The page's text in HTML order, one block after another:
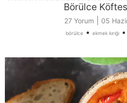
Börülce
27 Yorum 05
börülce• ekmek kırığı•